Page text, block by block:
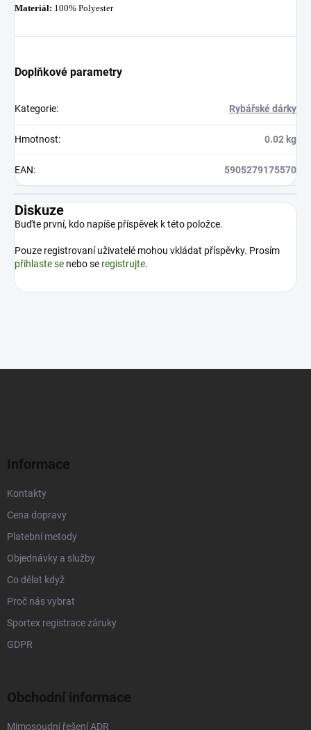
Materiál: 100% Polyester
Doplňkové parametry
Kategorie: Rybářské dárky
Hmotnost: 0.02 kg
EAN: 5905279175570
Diskuze
Buďte první, kdo napíše příspěvek k této položce.
Pouze registrovaní uživatelé mohou vkládat příspěvky. Prosím
přihlaste se nebo se registrujte.
Informace
Kontakty
Cena dopravy
Platební metody
Objednávky a služby
Co dělat když
Proč nás vybrat
Sportex registrace záruky
GDPR
Obchodní informace
Mimosoudní řešení ADR